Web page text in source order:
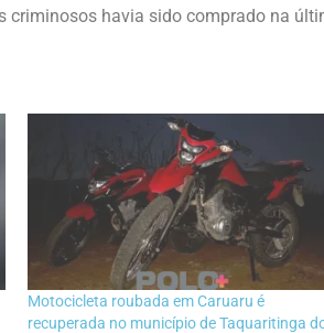
criminosos havia sido comprado na
Motocicleta roubada em Caruaru é
recuperada no município de Taquaritinga